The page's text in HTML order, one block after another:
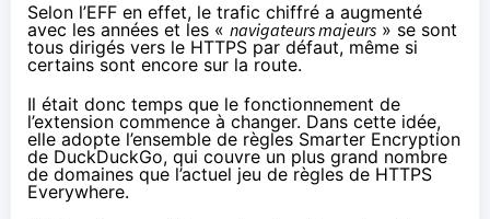
Selon l’EFF en effet, le trafic chiffré a augmenté
avec les années et les « navigateurs majeurs » se sont
tous dirigés vers le HTTPS par défaut, même si
certains sont encore sur la route.
Il était donc temps que le fonctionnement de
l’extension commence à changer. Dans cette idée,
elle adopte l’ensemble de règles Smarter Encryption
de DuckDuckGo, qui couvre un plus grand nombre
de domaines que l’actuel jeu de règles de HTTPS
Everywhere.